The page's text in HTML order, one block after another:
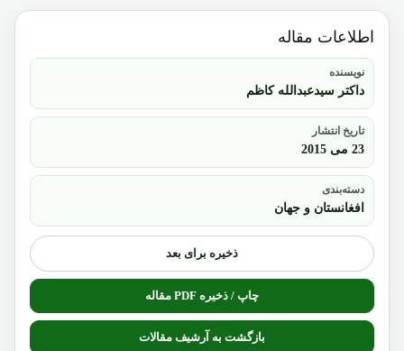
اطلاعات مقاله
نویسنده
داکتر سیدعبدالله کاظم
تاریخ انتشار
23 می 2015
دسته‌بندی
افغانستان و جهان
ذخیره برای بعد
چاپ / ذخیره PDF مقاله
بازگشت به آرشیف مقالات